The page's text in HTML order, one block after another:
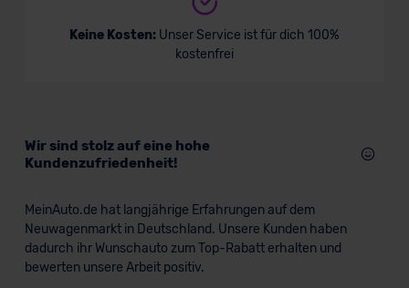
Jaguar F-Pace Plug-in-Hybrid
Keine Kosten: Unser Service ist für dich 100%
kostenfrei
Wir sind stolz auf eine hohe
Kundenzufriedenheit!
MeinAuto.de hat langjährige Erfahrungen auf dem
Neuwagenmarkt in Deutschland. Unsere Kunden haben
dadurch ihr Wunschauto zum Top-Rabatt erhalten und
bewerten unsere Arbeit positiv.